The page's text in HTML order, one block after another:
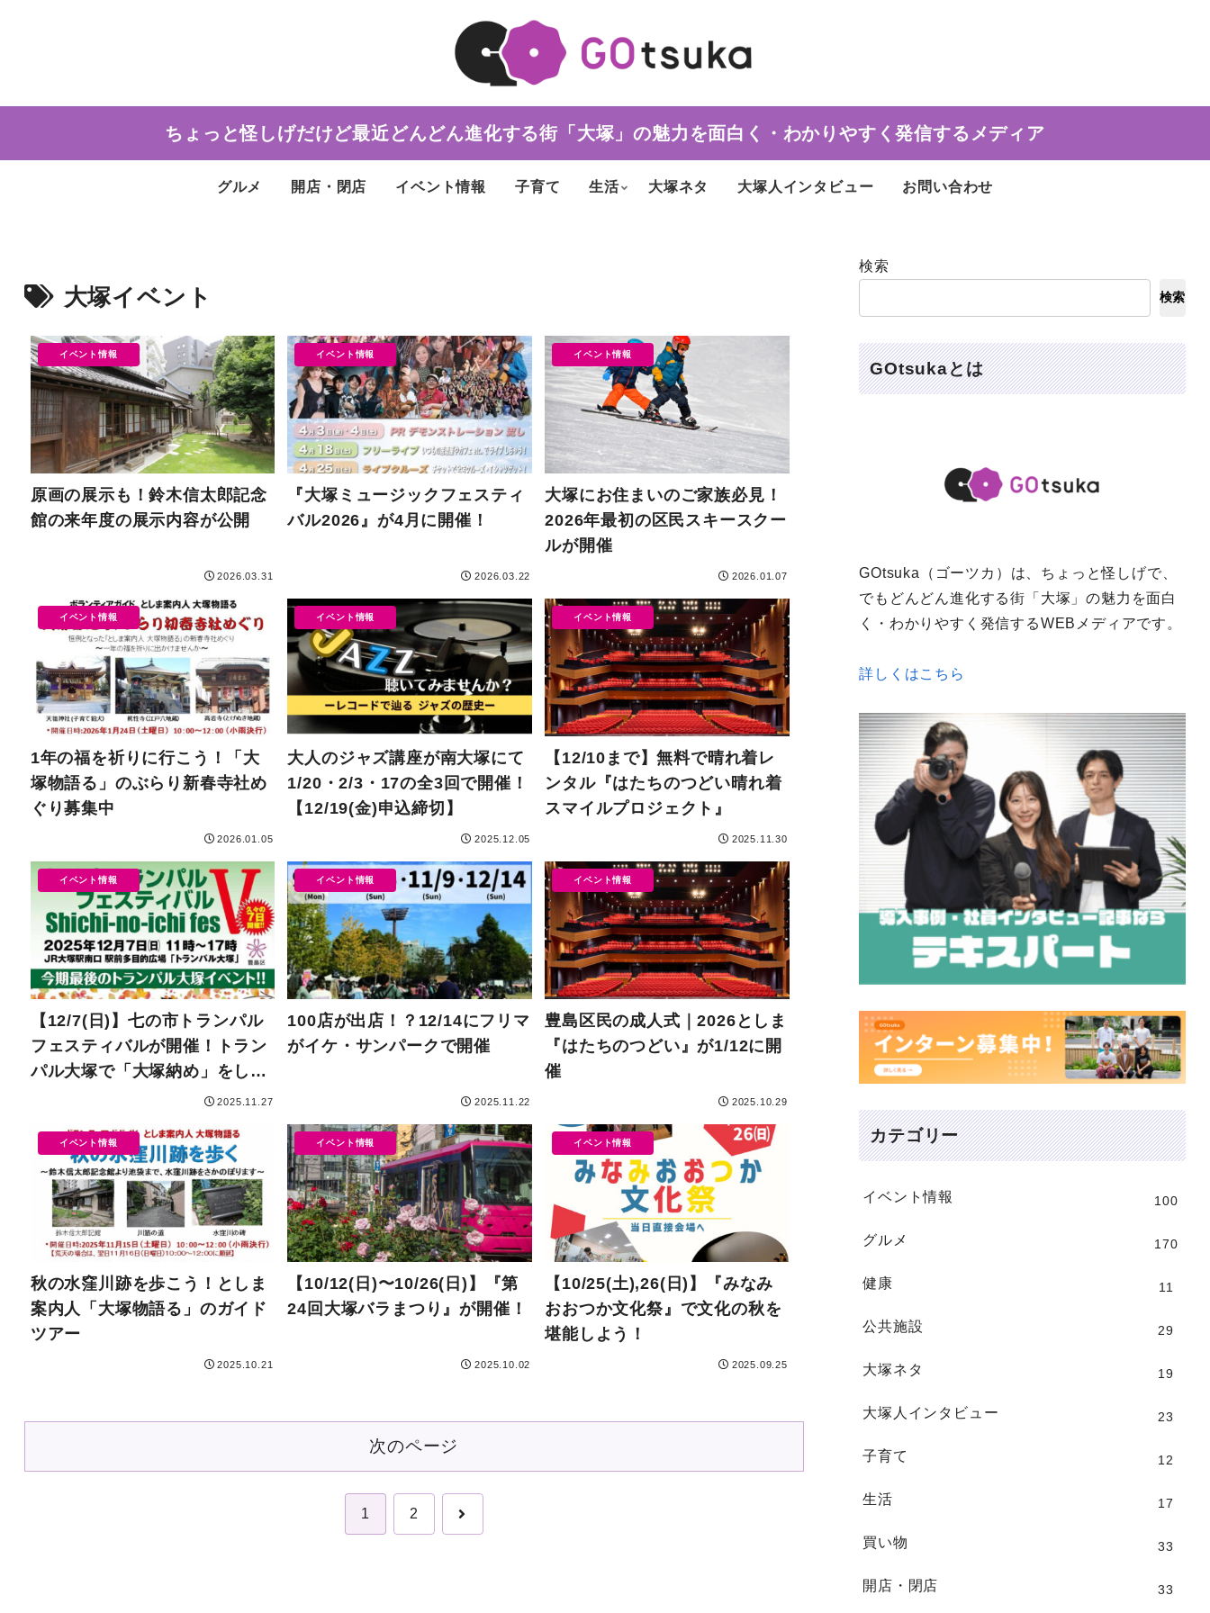
ちょっと怪しげだけど最近どんどん進化する街「大塚」の魅力を面白く・わかりやすく発信するメディア
グルメ 開店・閉店 イベント情報 子育て 生活 大塚ネタ 大塚人インタビュー お問い合わせ
大塚イベント
イベント情報
原画の展示も！鈴木信太郎記念
館の来年度の展示内容が公開
2026.03.31
イベント情報
『大塚ミュージックフェスティ
バル2026』が4月に開催！
2026.03.22
イベント情報
大塚にお住まいのご家族必見！
2026年最初の区民スキースクー
ルが開催
2026.01.07
イベント情報
1年の福を祈りに行こう！「大
塚物語る」のぶらり新春寺社め
ぐり募集中
2026.01.05
イベント情報
大人のジャズ講座が南大塚にて
1/20・2/3・17の全3回で開催！
【12/19(金)申込締切】
2025.12.05
イベント情報
【12/10まで】無料で晴れ着レ
ンタル『はたちのつどい晴れ着
スマイルプロジェクト』
2025.11.30
イベント情報
【12/7(日)】七の市トランパル
フェスティバルが開催！トラン
パル大塚で「大塚納め」をしよ
2025.11.27
イベント情報
100店が出店！？12/14にフリマ
がイケ・サンパークで開催
2025.11.22
イベント情報
豊島区民の成人式｜2026としま
『はたちのつどい』が1/12に開
催
2025.10.29
イベント情報
秋の水窪川跡を歩こう！としま
案内人「大塚物語る」のガイド
ツアー
2025.10.21
イベント情報
【10/12(日)〜10/26(日)】『第
24回大塚バラまつり』が開催！
2025.10.02
イベント情報
【10/25(土),26(日)】『みなみ
おおつか文化祭』で文化の秋を
堪能しよう！
2025.09.25
次のページ
1 2 次
検索
検索
GOtsukaとは
GOtsuka（ゴーツカ）は、ちょっと怪しげで、
でもどんどん進化する街「大塚」の魅力を面白
く・わかりやすく発信するWEBメディアです。
詳しくはこちら
カテゴリー
イベント情報 100
グルメ 170
健康 11
公共施設 29
大塚ネタ 19
大塚人インタビュー 23
子育て 12
生活 17
買い物 33
開店・閉店 33